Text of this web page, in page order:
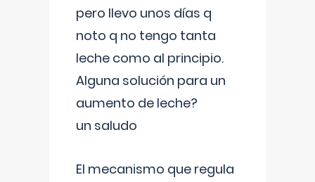
pero llevo unos días q
noto q no tengo tanta
leche como al principio.
Alguna solución para un
aumento de leche?
un saludo
El mecanismo que regula